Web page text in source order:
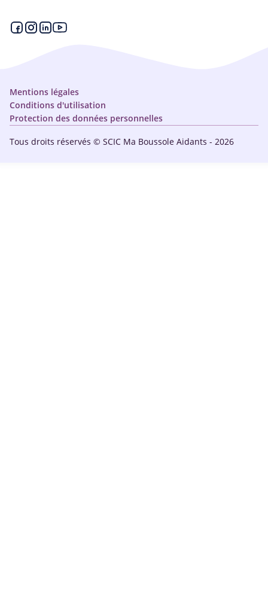
Aides financières et congés
Qui sommes-nous ?
Tous droits réservés © SCIC Ma Boussole Aidants - 2026
Mentions légales
Conditions d'utilisation
Protection des données personnelles